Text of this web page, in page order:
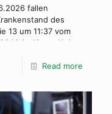
fallen
des
13 um 11:37 vom
Linie 12 um 11:42
zumRead more